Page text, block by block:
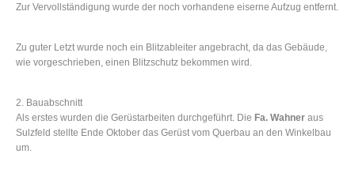
Zur Vervollständigung wurde der noch vorhandene eiserne Aufzug entfernt.
Zu guter Letzt wurde noch ein Blitzableiter angebracht, da das Gebäude,
wie vorgeschrieben, einen Blitzschutz bekommen wird.
2. Bauabschnitt
Als erstes wurden die Gerüstarbeiten durchgeführt. Die Fa. Wahner aus
Sulzfeld stellte Ende Oktober das Gerüst vom Querbau an den Winkelbau
um.